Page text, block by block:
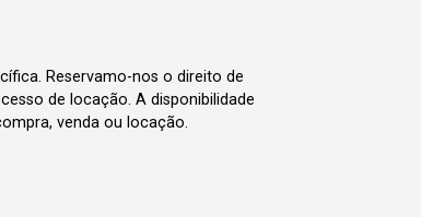
Reservamo-nos o direito de
de locação. A disponibilidade
venda ou locação.